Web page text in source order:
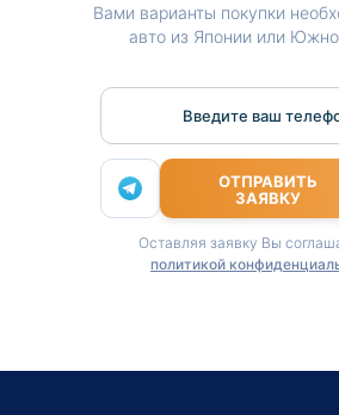
Вами варианты покупки
авто из Японии или
Введите ваш
ОТПРАВИТЬ
ЗАЯВКУ
Оставляя заявку Вы
политикой